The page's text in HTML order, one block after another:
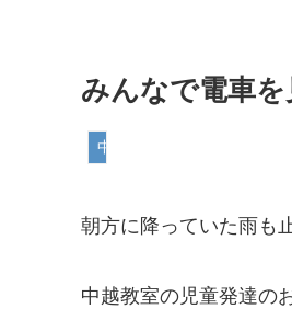
みんなで電車
中越教室
朝方に降っていた雨も
中越教室の児童発達の